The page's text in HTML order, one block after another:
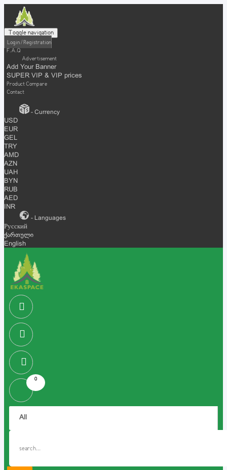
Toggle navigation
Login / Registration
F.A.Q
Advertisement
Add Your Banner
SUPER VIP & VIP prices
Product Compare
Contact
- Currency
USD
EUR
GEL
TRY
AMD
AZN
UAH
BYN
RUB
AED
INR
- Languages
Русский
ქართული
English
0